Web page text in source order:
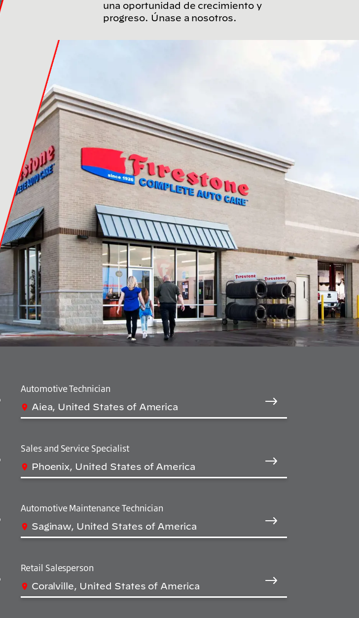
una oportunidad de crecimiento y
progreso. Únase a nosotros.
Automotive Technician
Salvar
Aiea, United States of America
Sales and Service Specialist
Salvar
Phoenix, United States of America
Automotive Maintenance Technician
Salvar
Saginaw, United States of America
Retail Salesperson
Salvar
Coralville, United States of America